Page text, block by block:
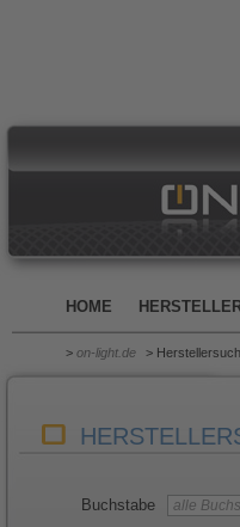
HOME
> on-light.de >
Buchstabe